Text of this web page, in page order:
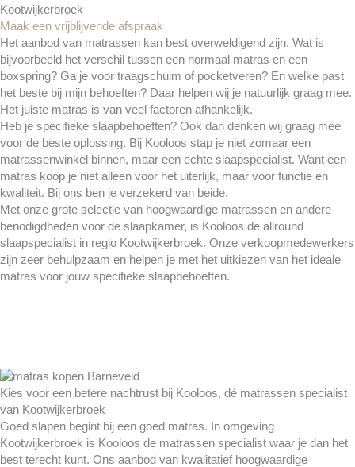
Kootwijkerbroek
Maak een vrijblijvende afspraak
Het aanbod van matrassen kan best overweldigend zijn. Wat is
bijvoorbeeld het verschil tussen een normaal matras en een
boxspring? Ga je voor traagschuim of pocketveren? En welke past
het beste bij mijn behoeften? Daar helpen wij je natuurlijk graag mee.
Het juiste matras is van veel factoren afhankelijk.
Heb je specifieke slaapbehoeften? Ook dan denken wij graag mee
voor de beste oplossing. Bij Kooloos stap je niet zomaar een
matrassenwinkel binnen, maar een echte slaapspecialist. Want een
matras koop je niet alleen voor het uiterlijk, maar voor functie en
kwaliteit. Bij ons ben je verzekerd van beide.
Met onze grote selectie van hoogwaardige matrassen en andere
benodigdheden voor de slaapkamer, is Kooloos de allround
slaapspecialist in regio Kootwijkerbroek. Onze verkoopmedewerkers
zijn zeer behulpzaam en helpen je met het uitkiezen van het ideale
matras voor jouw specifieke slaapbehoeften.
Kies voor een betere nachtrust bij Kooloos, dé matrassen specialist
van Kootwijkerbroek
Goed slapen begint bij een goed matras. In omgeving
Kootwijkerbroek is Kooloos de matrassen specialist waar je dan het
best terecht kunt. Ons aanbod van kwalitatief hoogwaardige